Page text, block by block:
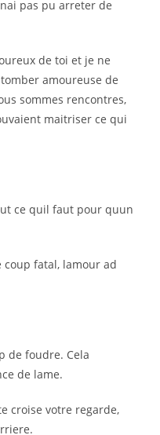
pas pu arreter de
de toi et je ne
amoureuse de
sommes rencontres,
maitriser ce qui
ce quil faut pour quun
coup fatal, lamour ad
de foudre. Cela
de lame.
croise votre regarde,